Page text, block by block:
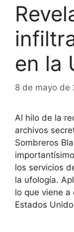
en la
8 de mayo de
Al hilo de la
archivos
Sombreros
los servicios
la ufología.
lo que viene a
Estados